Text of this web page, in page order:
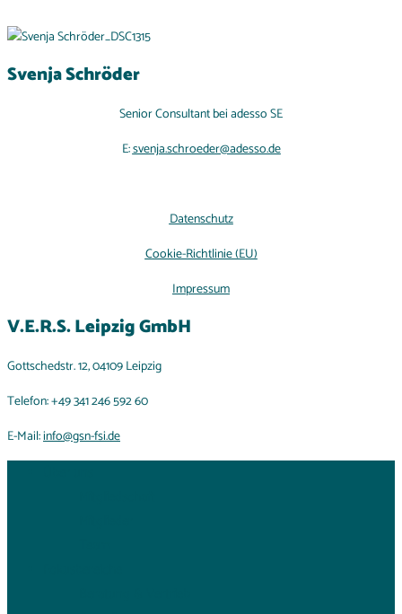
Svenja Schröder
Senior Consultant bei adesso SE
E:svenja.schroeder@adesso.de
Datenschutz
Cookie-Richtlinie (EU)
Impressum
V.E.R.S. Leipzig GmbH
Gottschedstr. 12, 04109 Leipzig
Telefon: +49 341 246 592 60
E-Mail:info@gsn-fsi.de